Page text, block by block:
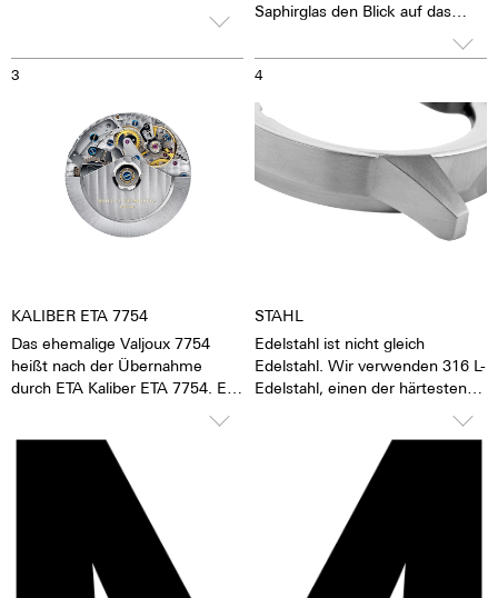
Drücker betätigen.
Saphirglas den Blick auf das
das Gefühl, die Seele des
mechanischen
Automatikwerkes sehen und
fühlen zu können Die Uhr lebt.
Zusammen mit einem
beschrifteten Rotor wird jede
Uhr zu einem hochemotionalen
Geschenk. Auch an sich selbst.
3
KALIBER ETA 7754
Das ehemalige Valjoux 7754
heißt nach der Übernahme
durch ETA Kaliber ETA 7754. Es
Chronographenwerk aller
Zeiten. Eine hohe
Ganggenauigkeit und große
Robustheit zeichnen dieses
Kaliber aus. Es hat 25 Steine,
der Rotor ist kugelgelagert, es
ist einseitig aufziehend. Das
4
STAHL
Edelstahl ist nicht gleich
Edelstahl. Wir verwenden 316 L-
Edelstahl, einen der härtesten
zeichnet sich dieser Edelstahl
bei einem entsprechenden
Finish auch durch einen sehr
feinen Silberton aus. Der
Nickelaustoß ist bei 316 L-
Edelstahl deutlich niedriger als
zum Beispiel bei einem 904 L-